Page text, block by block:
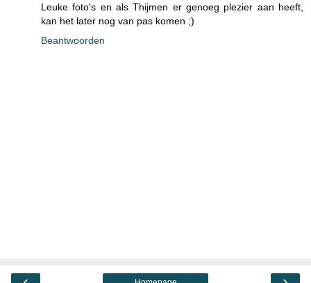
Leuke foto's en als Thijmen er genoeg plezier aan heeft,
kan het later nog van pas komen ;)
Beantwoorden